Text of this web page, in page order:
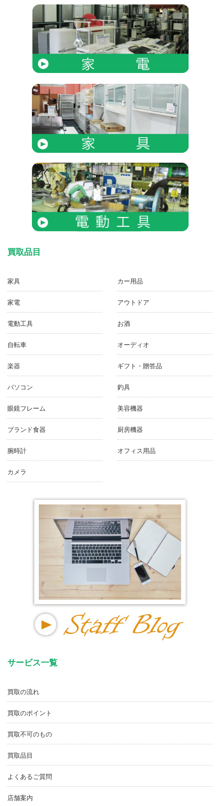
買取品目
家具
家電
電動工具
自転車
楽器
パソコン
眼鏡フレーム
ブランド食器
腕時計
カメラ
カー用品
アウトドア
お酒
オーディオ
ギフト・贈答品
釣具
美容機器
厨房機器
オフィス用品
サービス一覧
買取の流れ
買取のポイント
買取不可のもの
買取品目
よくあるご質問
店舗案内